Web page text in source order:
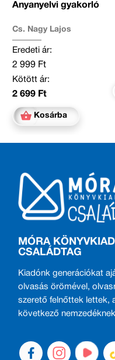
Anyanyelvi gyakorló
Cs. Nagy Lajos
Eredeti ár:
2 999 Ft
Kötött ár:
2 699 Ft
Kosárba
MÓRA
CSALÁDTAG
Kiadónk generációkat
olvasás örömével,
szerető felnőttek lettek,
következő